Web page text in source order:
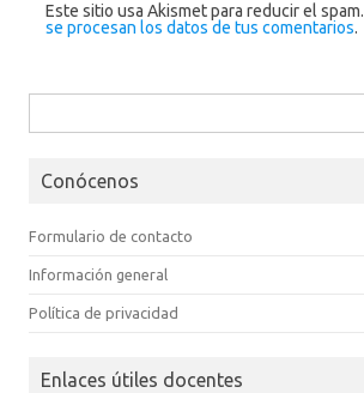
Este sitio usa Akismet para reducir el spam.
se procesan los datos de tus comentarios.
Conócenos
Formulario de contacto
Información general
Política de privacidad
Enlaces útiles docentes